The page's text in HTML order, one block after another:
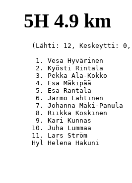
5H 4.9 km
(Lähti: 12, Keskeytti:
1. Vesa Hyvärinen
2. Kyösti Rintala
3. Pekka Ala-Kokko
4. Esa Mäkipää
5. Esa Rantala
6. Jarmo Lahtinen
7. Johanna Mäki-Panula
8. Riikka Koskinen
9. Kari Kunnas
10. Juha Lummaa
11. Lars Ström